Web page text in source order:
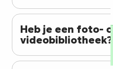
Heb je een foto-
videobibliotheek?